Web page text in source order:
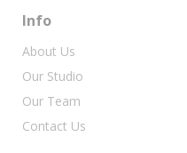
Info
About Us
Our Studio
Our Team
Contact Us